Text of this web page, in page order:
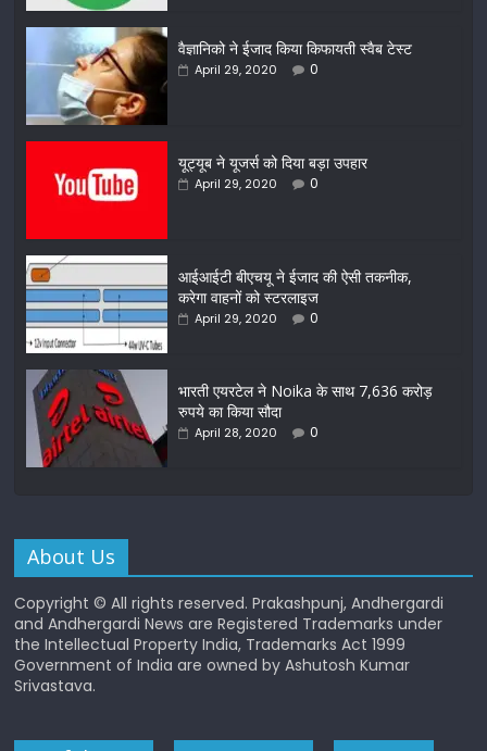
वैज्ञानिको ने ईजाद किया किफायती स्वैब टेस्ट
April 29, 2020 0
यूट्यूब ने यूजर्स को दिया बड़ा उपहार
April 29, 2020 0
आईआईटी बीएचयू ने ईजाद की ऐसी तकनीक,
करेगा वाहनों को स्टरलाइज
April 29, 2020 0
भारती एयरटेल ने Noika के साथ 7,636 करोड़
रुपये का किया सौदा
April 28, 2020 0
About Us
Copyright © All rights reserved. Prakashpunj, Andhergardi
and Andhergardi News are Registered Trademarks under
the Intellectual Property India, Trademarks Act 1999
Government of India are owned by Ashutosh Kumar
Srivastava.